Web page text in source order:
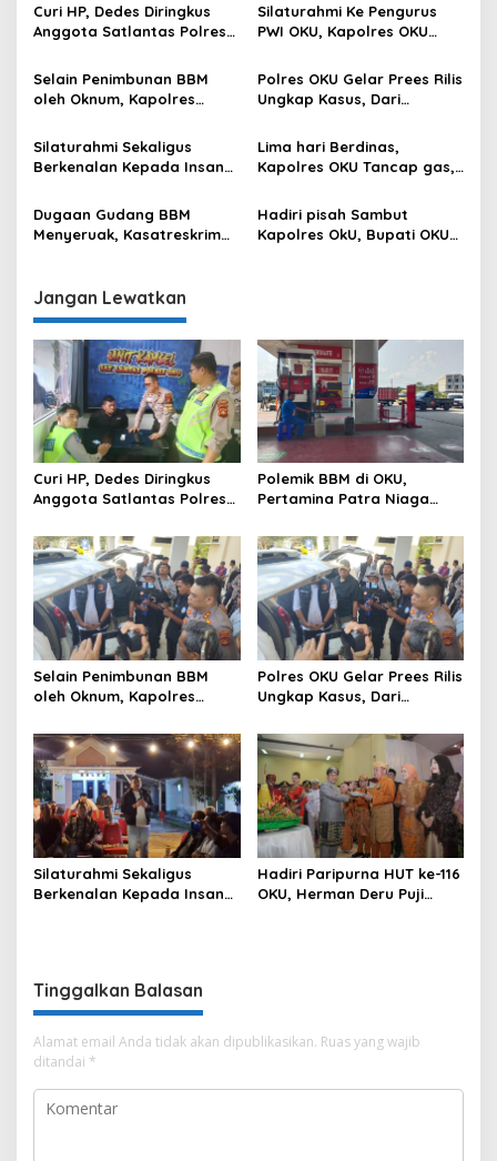
Curi HP, Dedes Diringkus
Anggota Satlantas Polres
Silaturahmi Ke Pengurus
PWI OKU, Kapolres OKU
Media dan Polri
Selain Penimbunan BBM
oleh Oknum, Kapolres
Kurang, Pertamina Patra
Niaga Bungkam
Polres OKU Gelar Prees Rilis
Ungkap Kasus, Dari
BBM Hingga Kasus Korupsi
Silaturahmi Sekaligus
Berkenalan Kepada Insan
Puluhan Wartawan Ngopi
Bareng
Lima hari Berdinas,
Kapolres OKU Tancap gas,
dan Forkompimda
Dugaan Gudang BBM
Menyeruak, Kasatreskrim
Hadiri pisah Sambut
Kapolres OkU, Bupati OKU
Jangan Lewatkan
Curi HP, Dedes Diringkus
Anggota Satlantas Polres
Polemik BBM di OKU,
Pertamina Patra Niaga
Optimalkan Penyaluran
BBM Subsidi dan Perkuat
Pengawasan di Kabupaten
Ogan Komering Ulu
Selain Penimbunan BBM
oleh Oknum, Kapolres
Kurang, Pertamina Patra
Niaga Bungkam
Polres OKU Gelar Prees Rilis
Ungkap Kasus, Dari
BBM Hingga Kasus Korupsi
Silaturahmi Sekaligus
Berkenalan Kepada Insan
Hadiri Paripurna HUT ke-116
OKU, Herman Deru Puji
Tinggalkan Balasan
Alamat email Anda tidak akan dipublikasikan. Ruas yang wajib
ditandai *